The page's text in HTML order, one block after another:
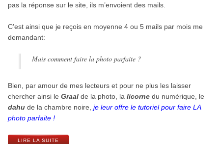
pas la réponse sur le site, ils m’envoient des mails.
C’est ainsi que je reçois en moyenne 4 ou 5 mails par mois me
demandant:
Mais comment faire la photo parfaite ?
Bien, par amour de mes lecteurs et pour ne plus les laisser
chercher ainsi le Graalde la photo, la licornedu numérique, le
dahude la chambre noire, je leur offre le tutoriel pour faire LA
photo parfaite !
LIRE LA SUITE